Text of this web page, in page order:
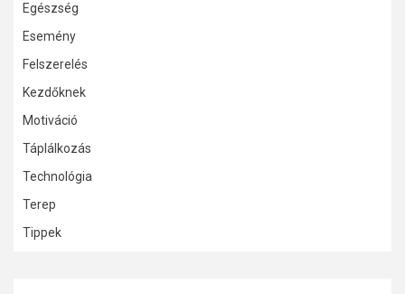
Egészség
Esemény
Felszerelés
Kezdőknek
Motiváció
Táplálkozás
Technológia
Terep
Tippek